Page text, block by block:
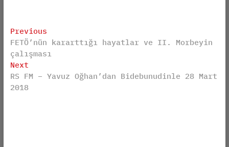
Post
navigation
Previous
post:
FETÖ’nün kararttığı hayatlar ve II. Morbeyin
çalışması
Next
post:
RS FM – Yavuz Oğhan’dan Bidebunudinle 28 Mart
2018